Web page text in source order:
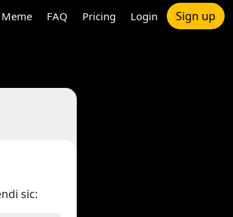
Meme FAQ Pricing Login Sign up
sic: